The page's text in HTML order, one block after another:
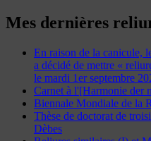
Mes dernières
En raison de la canicule,
a décidé de mettre «
le mardi 1er septembre
Carnet à l'[Harmonie der
Biennale Mondiale de la
Thèse de doctorat de
Dèbes